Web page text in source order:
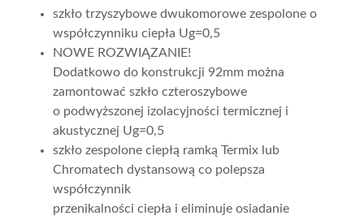
szkło trzyszybowe dwukomorowe zespolone o
współczynniku ciepła Ug=0,5
NOWE ROZWIĄZANIE!
Dodatkowo do konstrukcji 92mm można
zamontować szkło czteroszybowe
o podwyższonej izolacyjności termicznej i
akustycznej Ug=0,5
szkło zespolone ciepłą ramką Termix lub
Chromatech dystansową co polepsza
współczynnik
przenikalności ciepła i eliminuje osiadanie